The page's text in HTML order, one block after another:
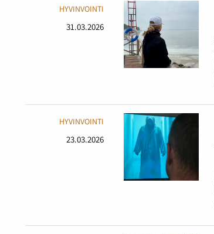
HYVINVOINTI
31.03.2026
HYVINVOINTI
23.03.2026